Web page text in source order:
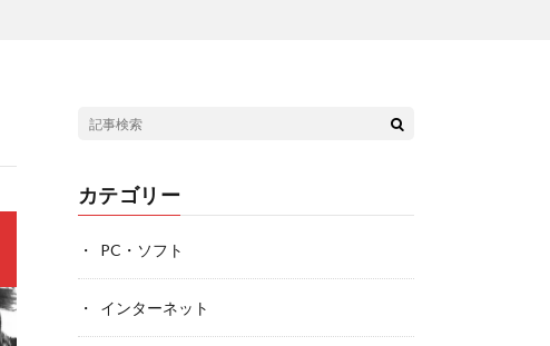
カテゴリー
PC・ソフト
インターネット